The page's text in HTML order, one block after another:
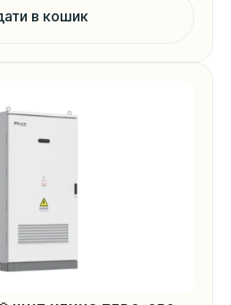
в кошик